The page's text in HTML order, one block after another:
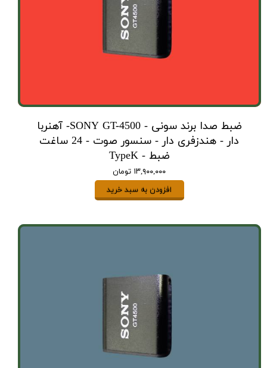
ضبط صدا برند سونی - SONY GT-4500- آهنربا
دار - هندزفری دار - سنسور صوت - 24 ساغت
ضبط - TypeK
۱۳,۹۰۰,۰۰۰ تومان
افزودن به سبد خرید